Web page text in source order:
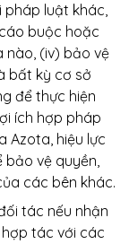
pháp luật khác,
buộc hoặc
nào, (iv) bảo vệ
bất kỳ cơ sở
để thực hiện
ích hợp pháp
Azota, hiệu lực
vệ quyền,
các bên khác.
tác nếu nhận
tác với các